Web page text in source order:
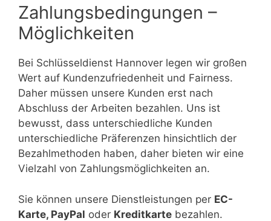
Zahlungsbedingungen –
Möglichkeiten
Bei Schlüsseldienst Hannover legen wir großen
Wert auf Kundenzufriedenheit und Fairness.
Daher müssen unsere Kunden erst nach
Abschluss der Arbeiten bezahlen. Uns ist
bewusst, dass unterschiedliche Kunden
unterschiedliche Präferenzen hinsichtlich der
Bezahlmethoden haben, daher bieten wir eine
Vielzahl von Zahlungsmöglichkeiten an.
Sie können unsere Dienstleistungen per EC-
Karte, PayPal oder Kreditkarte bezahlen.